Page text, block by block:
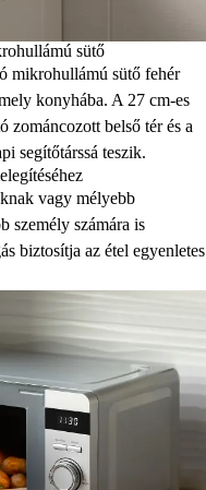
sütő
mikrohullámú sütő fehér
konyhába. A 27 cm-es
zománcozott belső tér és a
segítőtárssá teszik.
vagy mélyebb
személy számára is
biztosítja az étel egyenletes